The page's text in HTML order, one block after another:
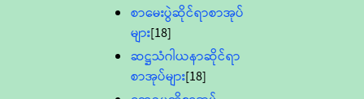
စာမေးပွဲဆိုင်ရာစာအုပ်
များ[18]
ဆဋ္ဌသံဂါယနာဆိုင်ရာ
စာအုပ်များ[18]